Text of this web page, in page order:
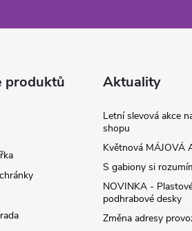
produktů Aktuality
Letní slevová akce
shopu
Květnová MÁJOVÁ
S gabiony si
NOVINKA -
podhrabové desky
Změna adresy